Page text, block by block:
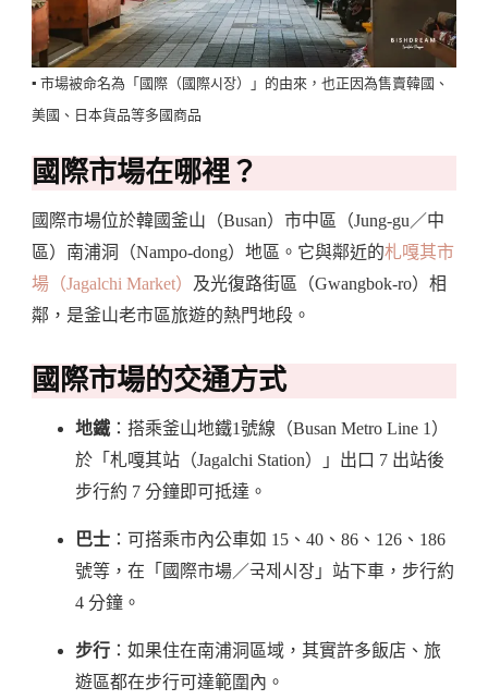
▪️ 市場被命名為「國際（國際시장）」的由來，也正因為售賣韓國、
美國、日本貨品等多國商品
國際市場在哪裡？
國際市場位於韓國釜山（Busan）市中區（Jung-gu／中
區）南浦洞（Nampo-dong）地區。它與鄰近的札嘎其市
場（Jagalchi Market） 及光復路街區（Gwangbok‐ro）相
鄰，是釜山老市區旅遊的熱門地段。
國際市場的交通方式
地鐵 ：搭乘釜山地鐵1號線（Busan Metro Line 1）
於「札嘎其站（Jagalchi Station）」出口 7 出站後
步行約 7 分鐘即可抵達。
巴士 ：可搭乘市內公車如 15、40、86、126、186
號等，在「國際市場／국제시장」站下車，步行約
4 分鐘。
步行 ：如果住在南浦洞區域，其實許多飯店、旅
遊區都在步行可達範圍內。